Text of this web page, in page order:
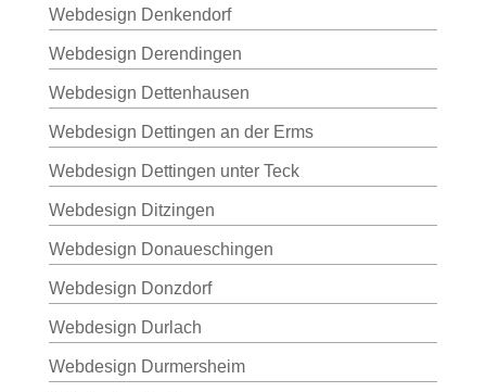
Webdesign Denkendorf
Webdesign Derendingen
Webdesign Dettenhausen
Webdesign Dettingen an der Erms
Webdesign Dettingen unter Teck
Webdesign Ditzingen
Webdesign Donaueschingen
Webdesign Donzdorf
Webdesign Durlach
Webdesign Durmersheim